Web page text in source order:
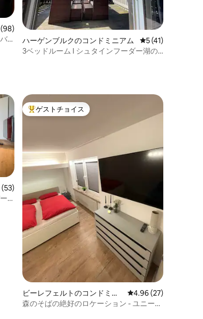
98件、5つ星中4.97つ星の平均評価
ハーゲンブルクのコンドミニアム レビュー41件、5
5 (41)
3ベッドルーム I シュタインフーダー湖の
53件、5つ星中4.98つ星の平均評価
大好評のゲストチョイスです。
ゲストチョイス
ビーレフェルトのコンドミニ
アム
レビュー27件、5つ星
4.96 (27)
森のそばの絶好のロケーション - ユニーク